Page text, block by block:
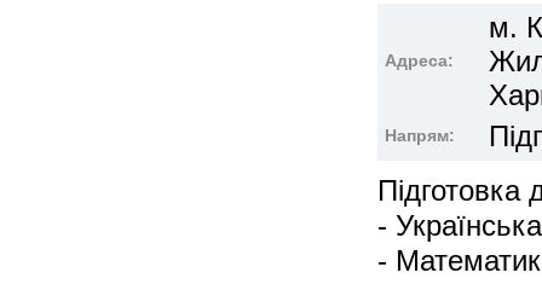
Адреса:
м.
Напрям:
-
-